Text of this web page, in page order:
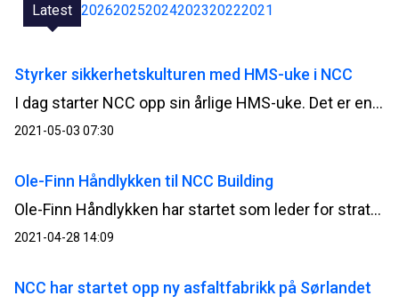
Latest 202620252024202320222021
Styrker sikkerhetskulturen med HMS-uke i NCC
I dag starter NCC opp sin årlige HMS-uke. Det er en uke hvor de ansatte inspirerer hverandre og sammen videreutvikler og styrker sikkerhetskulturen i selskapet.
2021-05-03 07:30
Ole-Finn Håndlykken til NCC Building
Ole-Finn Håndlykken har startet som leder for strategi og utvikling i NCC Building Norge.
2021-04-28 14:09
NCC har startet opp ny asfaltfabrikk på Sørlandet